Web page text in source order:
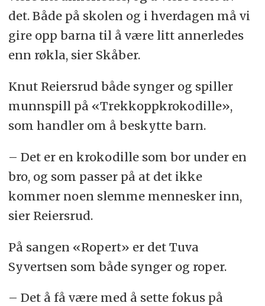
det. Både på skolen og i hverdagen må vi
gire opp barna til å være litt annerledes
enn røkla, sier Skåber.
Knut Reiersrud både synger og spiller
munnspill på «Trekkoppkrokodille»,
som handler om å beskytte barn.
– Det er en krokodille som bor under en
bro, og som passer på at det ikke
kommer noen slemme mennesker inn,
sier Reiersrud.
På sangen «Ropert» er det Tuva
Syvertsen som både synger og roper.
– Det å få være med å sette fokus på